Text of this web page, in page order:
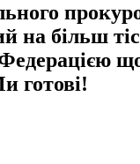
на більш
готові!